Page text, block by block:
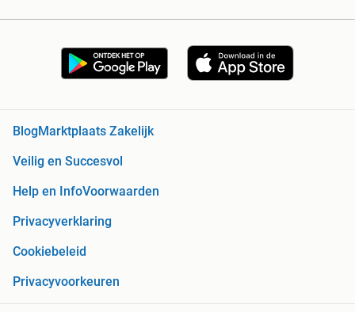
Blog Marktplaats Zakelijk
Veilig en Succesvol
Help en InfoVoorwaarden
Privacyverklaring
Cookiebeleid
Privacyvoorkeuren